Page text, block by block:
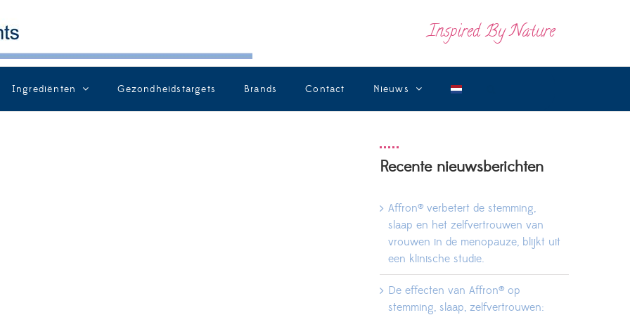
Inspired By Nature
Ingrediënten Gezondheidstargets Brands Contact Nieuws
Recente nieuwsberichten
Affron® verbetert de stemming,
slaap en het zelfvertrouwen van
vrouwen in de menopauze, blijkt uit
een klinische studie.
De effecten van Affron® op
stemming, slaap, zelfvertrouwen: